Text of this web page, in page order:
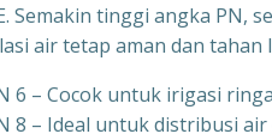
Semakin tinggi angka PN,
air tetap aman dan tahan
6 – Cocok untuk irigasi
8 – Ideal untuk distribusi